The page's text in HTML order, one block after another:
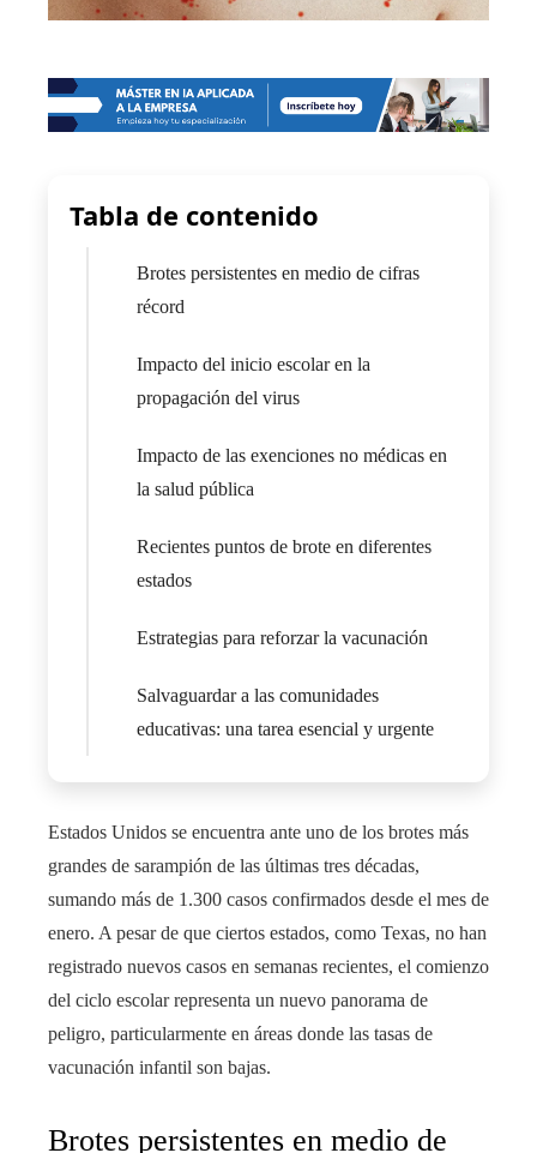
Tabla de contenido
Brotes persistentes en medio de cifras
récord
Impacto del inicio escolar en la
propagación del virus
Impacto de las exenciones no médicas en
la salud pública
Recientes puntos de brote en diferentes
estados
Estrategias para reforzar la vacunación
Salvaguardar a las comunidades
educativas: una tarea esencial y urgente
Estados Unidos se encuentra ante uno de los brotes más
grandes de sarampión de las últimas tres décadas,
sumando más de 1.300 casos confirmados desde el mes de
enero. A pesar de que ciertos estados, como Texas, no han
registrado nuevos casos en semanas recientes, el comienzo
del ciclo escolar representa un nuevo panorama de
peligro, particularmente en áreas donde las tasas de
vacunación infantil son bajas.
Brotes persistentes en medio de